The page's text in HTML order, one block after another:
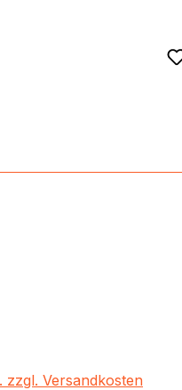
zzgl. Versandkosten